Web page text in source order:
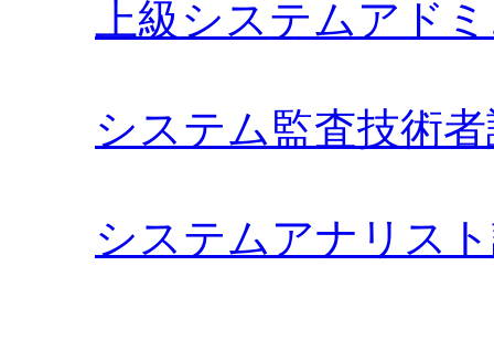
上級システムアド
システム監査技術
システムアナリス